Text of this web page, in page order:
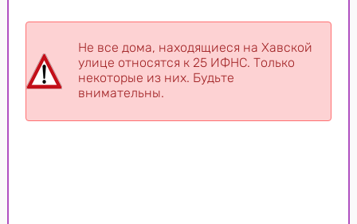
Не все дома, находящиеся на Хавской
улице относятся к 25 ИФНС. Только
некоторые из них. Будьте
внимательны.